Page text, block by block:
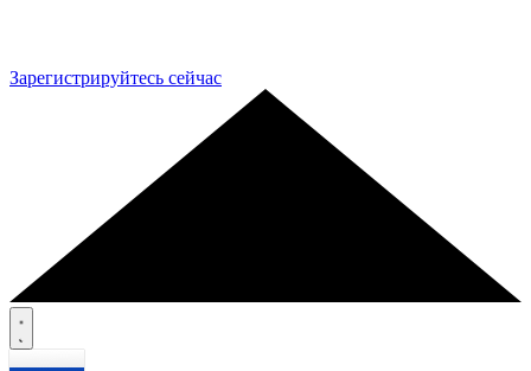
Зарегистрируйтесь сейчас